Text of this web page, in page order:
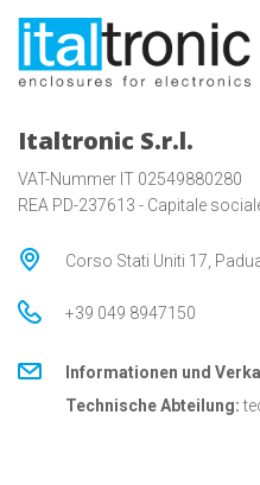
Italtronic S.r.l.
VAT-Nummer IT 02549880280
REA PD-237613 - Capitale
Corso Stati Uniti 17,
+39 049 8947150
Informationen und
Technische Abteilung: